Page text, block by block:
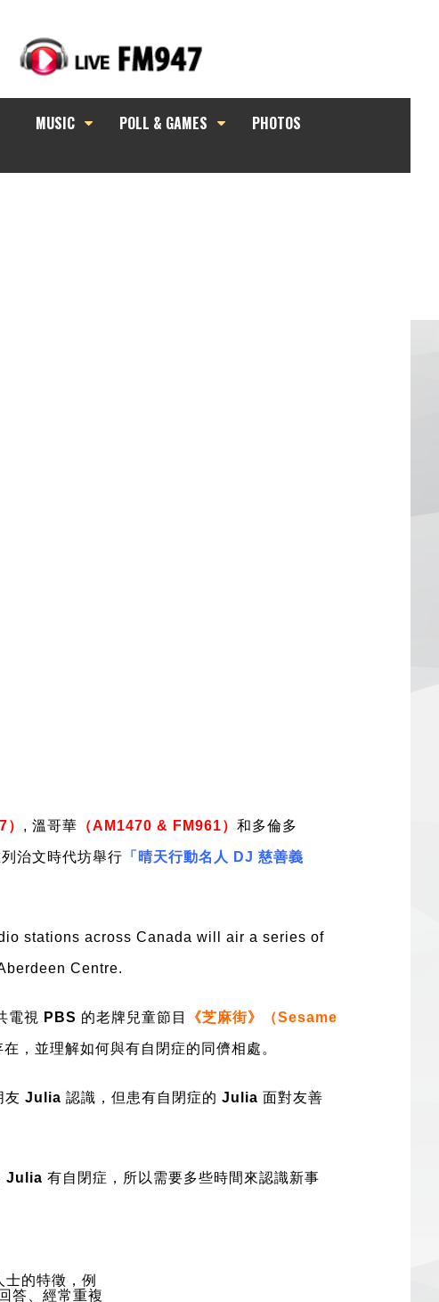
MUSIC POLL & GAMES
PHOTOS
） , 溫哥華 （AM1470 & FM961） 和多倫多
治文時代坊舉行 「晴天行動名人 DJ 慈善義
stations across Canada will air a series of
Centre.
電視 PBS 的老牌兒童節目 《芝麻街》（Sesame
，並理解如何與有自閉症的同儕相處。
友 Julia 認識，但患有自閉症的 Julia 面對友善
Julia 有自閉症，所以需要多些時間來認識新事
的特徵，例
答、經常重複